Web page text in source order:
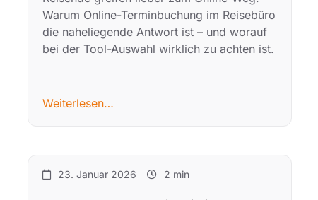
Warum Online-Terminbuchung im Reisebüro
die naheliegende Antwort ist – und worauf
bei der Tool-Auswahl wirklich zu achten ist.
Weiterlesen…
23. Januar 2026 2 min